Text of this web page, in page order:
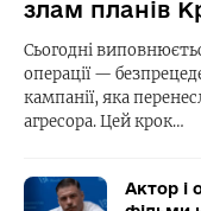
злам планів
Сьогодні
операції —
кампанії, яка
агресора. Цей крок…
Актор і